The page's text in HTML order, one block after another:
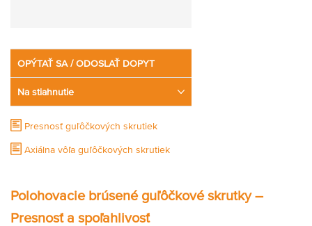
OPÝTAŤ SA / ODOSLAŤ DOPYT
Na stiahnutie
Presnosť guľôčkových skrutiek
Axiálna vôľa guľôčkových skrutiek
Polohovacie brúsené guľôčkové skrutky –
Presnosť a spoľahlivosť